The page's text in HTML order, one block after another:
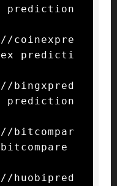
prediction
coinexpre
predicti
bingxpred
prediction
bitcompar
huobipred